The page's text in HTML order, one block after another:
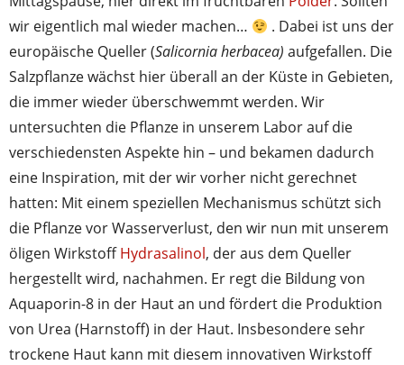
wir eigentlich mal wieder machen…
. Dabei ist uns der
europäische Queller (Salicornia herbacea) aufgefallen. Die
Salzpflanze wächst hier überall an der Küste in Gebieten,
die immer wieder überschwemmt werden. Wir
untersuchten die Pflanze in unserem Labor auf die
verschiedensten Aspekte hin – und bekamen dadurch
eine Inspiration, mit der wir vorher nicht gerechnet
hatten: Mit einem speziellen Mechanismus schützt sich
die Pflanze vor Wasserverlust, den wir nun mit unserem
öligen WirkstoffHydrasalinol, der aus dem Queller
hergestellt wird, nachahmen. Er regt die Bildung von
Aquaporin-8 in der Haut an und fördert die Produktion
von Urea (Harnstoff) in der Haut. Insbesondere sehr
trockene Haut kann mit diesem innovativen Wirkstoff